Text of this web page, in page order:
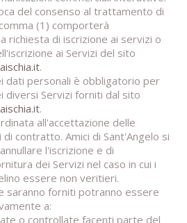
del consenso al trattamento di
(1) comporterà
richiesta di iscrizione ai servizi o
ai Servizi del sito
.
dati personali è obbligatorio per
diversi Servizi forniti dal sito
.
all'accettazione delle
di contratto. Amici di Sant'Angelo si
l'iscrizione e di
dei Servizi nel caso in cui i
essere non veritieri.
saranno forniti potranno essere
a:
o controllate facenti parte del